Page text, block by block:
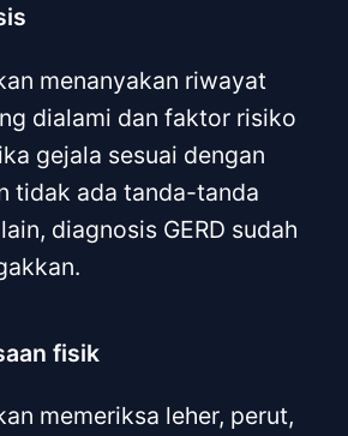
menanyakan riwayat
dialami dan faktor risiko
gejala sesuai dengan
tidak ada tanda-tanda
diagnosis GERD sudah
fisik
memeriksa leher, perut,